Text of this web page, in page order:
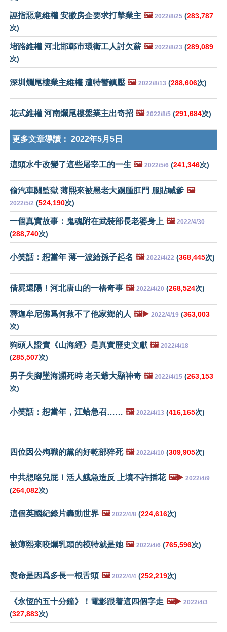
誣指惡意維權 安徽房企要求打擊業主 🖼️ 2022/8/25 (283,787
次)
堵路維權 河北邯鄲市環衛工人討欠薪 🖼️ 2022/8/23 (289,089
次)
深圳爛尾樓業主維權 遭特警鎮壓 🖼️ 2022/8/13 (288,606次)
花式維權 河南爛尾樓盤業主出奇招 🖼️ 2022/8/5 (291,684次)
更多文章導讀： 2022年5月5日
這頭水牛改變了這些屠宰工的一生 🖼️ 2022/5/6 (241,346次)
偷汽車關監獄 薄熙來被黑老大踢腫肛門 服貼喊爹 🖼️
2022/5/2 (524,190次)
一個真實故事：鬼魂附在武裝部長老婆身上 🖼️ 2022/4/30
(288,740次)
小笑話：想當年 薄一波給孫子起名 🖼️ 2022/4/22 (368,445次)
借屍還陽！河北唐山的一樁奇事 🖼️ 2022/4/20 (268,524次)
釋迦牟尼佛爲何救不了他家鄉的人 🖼️▶️ 2022/4/19 (363,003
次)
狗頭人證實《山海經》是真實歷史文獻 🖼️ 2022/4/18
(285,507次)
男子失腳墜海瀕死時 老天爺大顯神奇 🖼️ 2022/4/15 (263,153
次)
小笑話：想當年，江蛤急召…… 🖼️ 2022/4/13 (416,165次)
四位因公殉職的黨的好乾部猝死 🖼️ 2022/4/10 (309,905次)
中共想咯兒屁！活人餓急造反 上墳不許插花 🖼️▶️ 2022/4/9
(264,082次)
這個英國紀錄片轟動世界 🖼️ 2022/4/8 (224,616次)
被薄熙來咬爛乳頭的模特就是她 🖼️ 2022/4/6 (765,596次)
喪命是因爲多長一根舌頭 🖼️ 2022/4/4 (252,219次)
《永恆的五十分鐘》！電影跟着這四個字走 🖼️▶️ 2022/4/3
(327,883次)